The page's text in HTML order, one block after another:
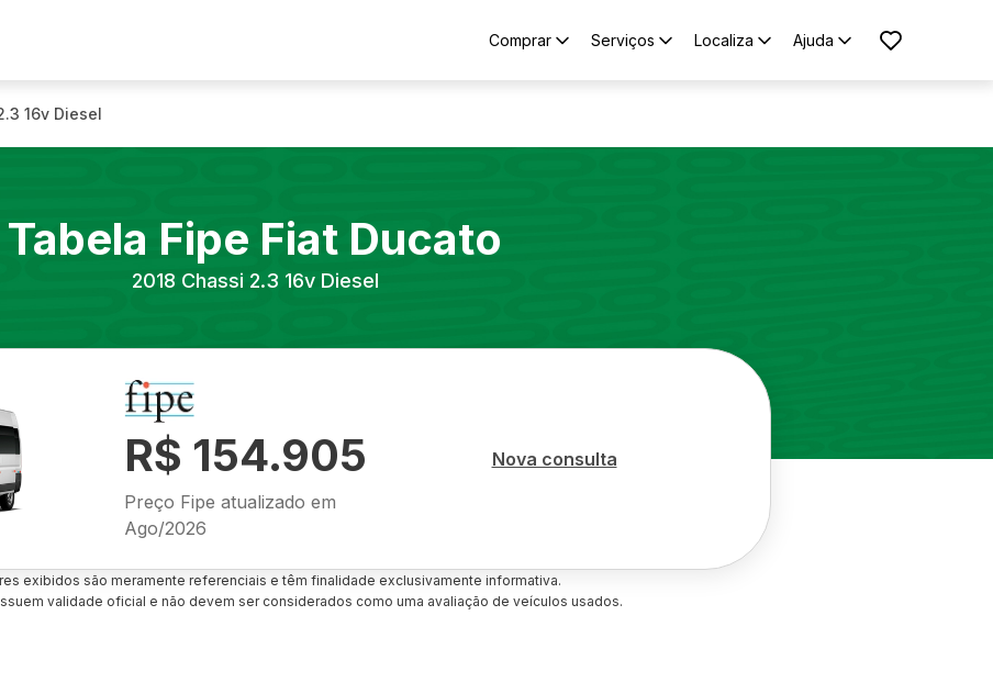
Comprar Serviços Localiza Ajuda
16v Diesel
Tabela Fipe Fiat Ducato
2018 Chassi 2.3 16v Diesel
R$ 154.905
Preço Fipe atualizado em
Ago/2026
Nova consulta
exibidos são meramente referenciais e têm finalidade exclusivamente informativa.
validade oficial e não devem ser considerados como uma avaliação de veículos usados.